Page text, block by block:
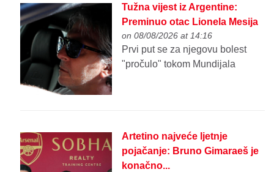
Tužna vijest iz Argentine:
Preminuo otac Lionela Mesija
on 08/08/2026 at 14:16
Prvi put se za njegovu bolest
"pročulo" tokom Mundijala
Artetino najveće ljetnje
pojačanje: Bruno Gimaraeš je
konačno...